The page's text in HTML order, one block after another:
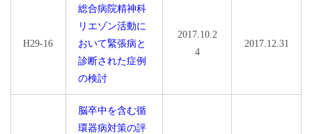
H29-16
総合病院精神科
リエゾン活動に
おいて緊張病と
診断された症例
の検討
2017.10.2
4
2017.12.31
脳卒中を含む循
環器病対策の評